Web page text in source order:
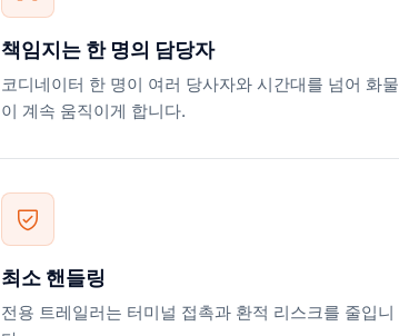
책임지는 한 명의 담당자
코디네이터 한 명이 여러 당사자와 시간대를 넘어 화물
이 계속 움직이게 합니다.
최소 핸들링
전용 트레일러는 터미널 접촉과 환적 리스크를 줄입니